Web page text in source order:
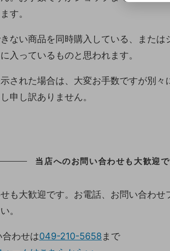
す。
ない商品を同時購入している、また
入っているものと思われます。
された場合は、大変お手数ですが別々
申し訳ありません。
当店へのお問い合わせも大歓迎で
も大歓迎です。お電話、お問い合わせ
。
合わせは049-210-5658 まで